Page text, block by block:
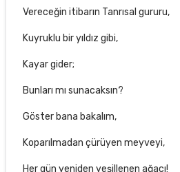
Vereceğin itibarın Tanrısal gururu,
Kuyruklu bir yıldız gibi,
Kayar gider;
Bunları mı sunacaksın?
Göster bana bakalım,
Koparılmadan çürüyen meyveyi,
Her gün yeniden yeşillenen ağacı!